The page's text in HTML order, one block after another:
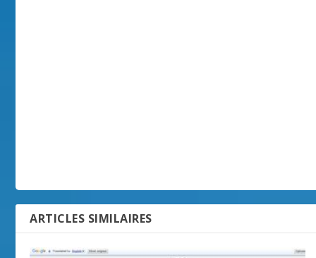
ARTICLES SIMILAIRES